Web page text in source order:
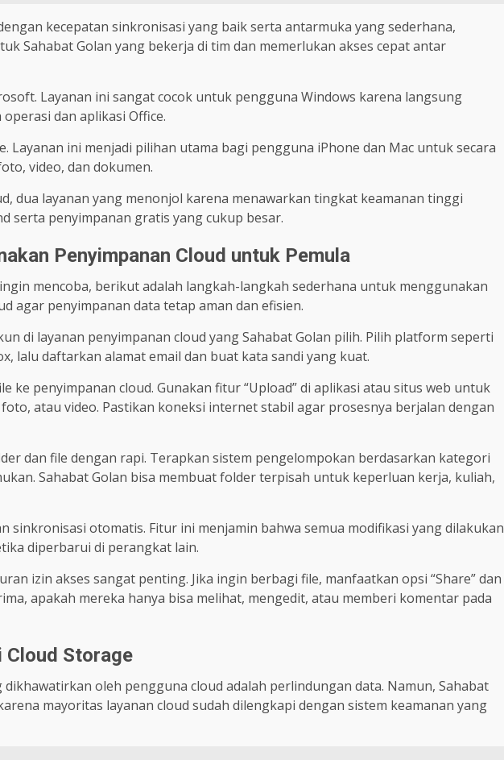
kecepatan sinkronisasi yang baik serta antarmuka yang sederhana,
Sahabat Golan yang bekerja di tim dan memerlukan akses cepat antar
Layanan ini sangat cocok untuk pengguna Windows karena langsung
dan aplikasi Office.
Layanan ini menjadi pilihan utama bagi pengguna iPhone dan Mac untuk secara
video, dan dokumen.
dua layanan yang menonjol karena menawarkan tingkat keamanan tinggi
serta penyimpanan gratis yang cukup besar.
Penyimpanan Cloud untuk Pemula
mencoba, berikut adalah langkah-langkah sederhana untuk menggunakan
agar penyimpanan data tetap aman dan efisien.
di layanan penyimpanan cloud yang Sahabat Golan pilih. Pilih platform seperti
lalu daftarkan alamat email dan buat kata sandi yang kuat.
ke penyimpanan cloud. Gunakan fitur “Upload” di aplikasi atau situs web untuk
atau video. Pastikan koneksi internet stabil agar prosesnya berjalan dengan
dan file dengan rapi. Terapkan sistem pengelompokan berdasarkan kategori
Sahabat Golan bisa membuat folder terpisah untuk keperluan kerja, kuliah,
sinkronisasi otomatis. Fitur ini menjamin bahwa semua modifikasi yang dilakukan
diperbarui di perangkat lain.
izin akses sangat penting. Jika ingin berbagi file, manfaatkan opsi “Share” dan
apakah mereka hanya bisa melihat, mengedit, atau memberi komentar pada
Cloud Storage
dikhawatirkan oleh pengguna cloud adalah perlindungan data. Namun, Sahabat
mayoritas layanan cloud sudah dilengkapi dengan sistem keamanan yang